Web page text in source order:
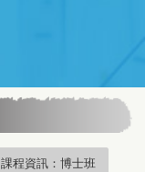
課程資訊：博士班